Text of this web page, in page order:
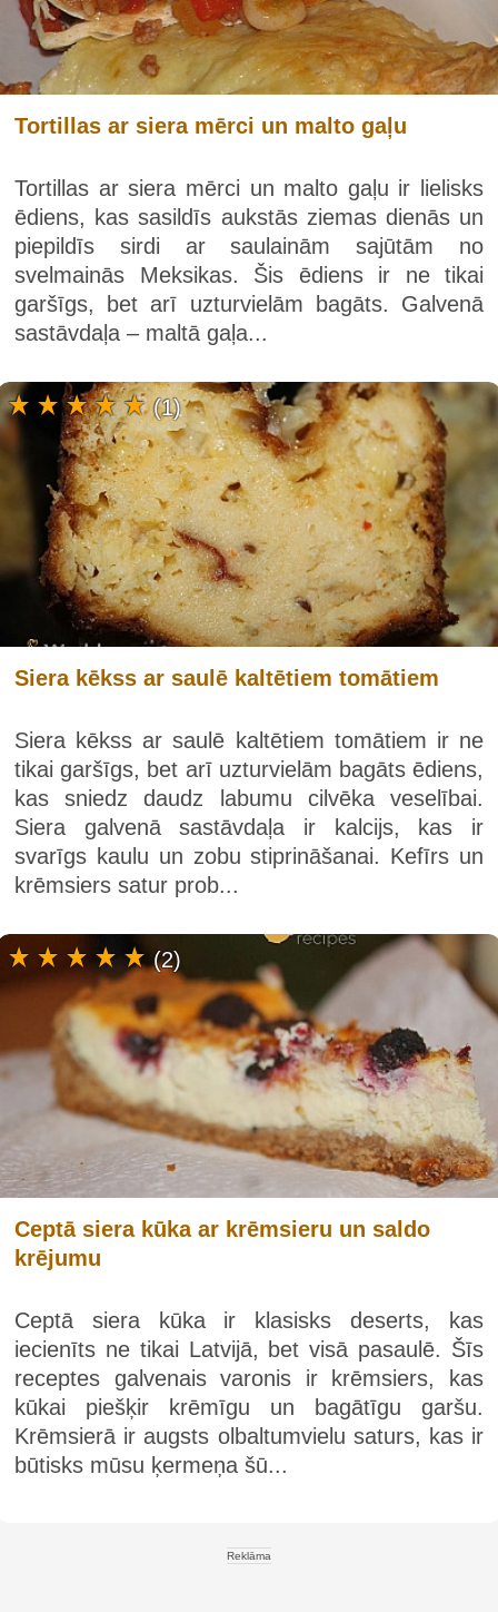
Tortillas ar siera mērci un malto gaļu
Tortillas ar siera mērci un malto gaļu ir lielisks
ēdiens, kas sasildīs aukstās ziemas dienās un
piepildīs sirdi ar saulainām sajūtām no
svelmainās Meksikas. Šis ēdiens ir ne tikai
garšīgs, bet arī uzturvielām bagāts. Galvenā
sastāvdaļa – maltā gaļa...
Siera kēkss ar saulē kaltētiem tomātiem
Siera kēkss ar saulē kaltētiem tomātiem ir ne
tikai garšīgs, bet arī uzturvielām bagāts ēdiens,
kas sniedz daudz labumu cilvēka veselībai.
Siera galvenā sastāvdaļa ir kalcijs, kas ir
svarīgs kaulu un zobu stiprināšanai. Kefīrs un
krēmsiers satur prob...
(1)
Ceptā siera kūka ar krēmsieru un saldo
krējumu
Ceptā siera kūka ir klasisks deserts, kas
iecienīts ne tikai Latvijā, bet visā pasaulē. Šīs
receptes galvenais varonis ir krēmsiers, kas
kūkai piešķir krēmīgu un bagātīgu garšu.
Krēmsierā ir augsts olbaltumvielu saturs, kas ir
būtisks mūsu ķermeņa šū...
(2)
Reklāma